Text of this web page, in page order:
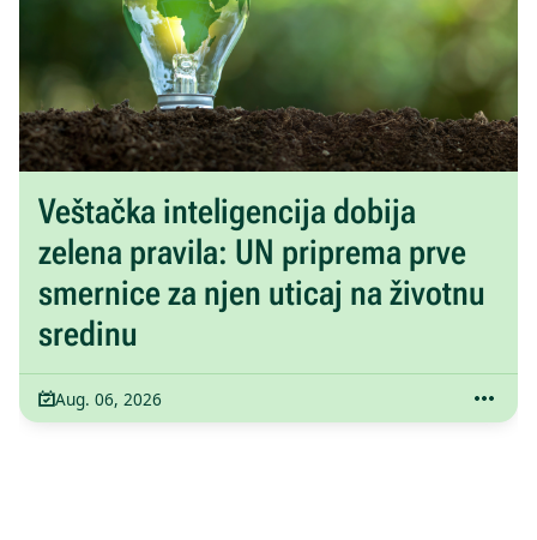
Veštačka inteligencija dobija
zelena pravila: UN priprema prve
smernice za njen uticaj na životnu
sredinu
Aug. 06, 2026